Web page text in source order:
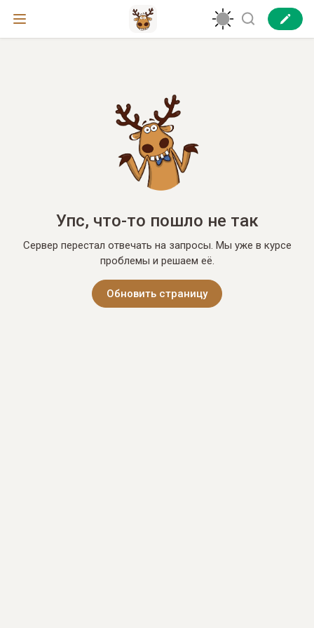
Упс, что-то пошло не так
Сервер перестал отвечать на запросы. Мы уже в курсе
проблемы и решаем её.
Обновить страницу